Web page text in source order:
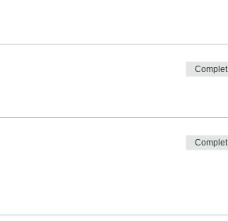
Complet
Complet